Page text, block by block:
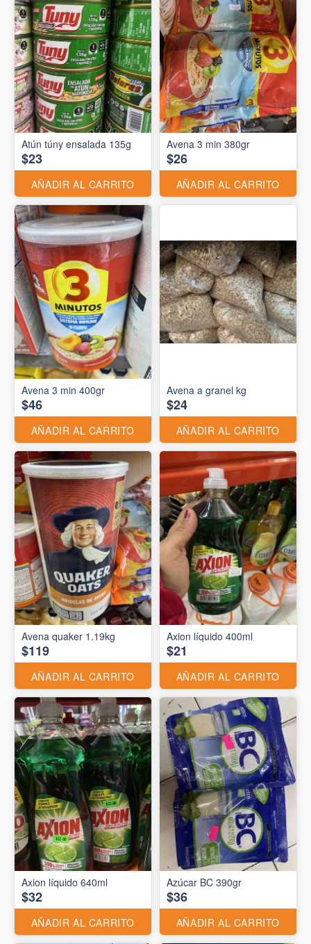
Atún túny ensalada 135g
$23
AÑADIR AL CARRITO
Avena 3 min 380gr
$26
AÑADIR AL CARRITO
Avena 3 min 400gr
$46
AÑADIR AL CARRITO
Avena a granel kg
$24
AÑADIR AL CARRITO
Avena quaker 1.19kg
$119
AÑADIR AL CARRITO
Axion líquido 400ml
$21
AÑADIR AL CARRITO
Axion líquido 640ml
$32
AÑADIR AL CARRITO
Azúcar BC 390gr
$36
AÑADIR AL CARRITO